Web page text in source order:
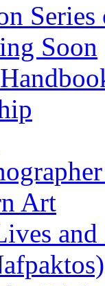
Soon
Art